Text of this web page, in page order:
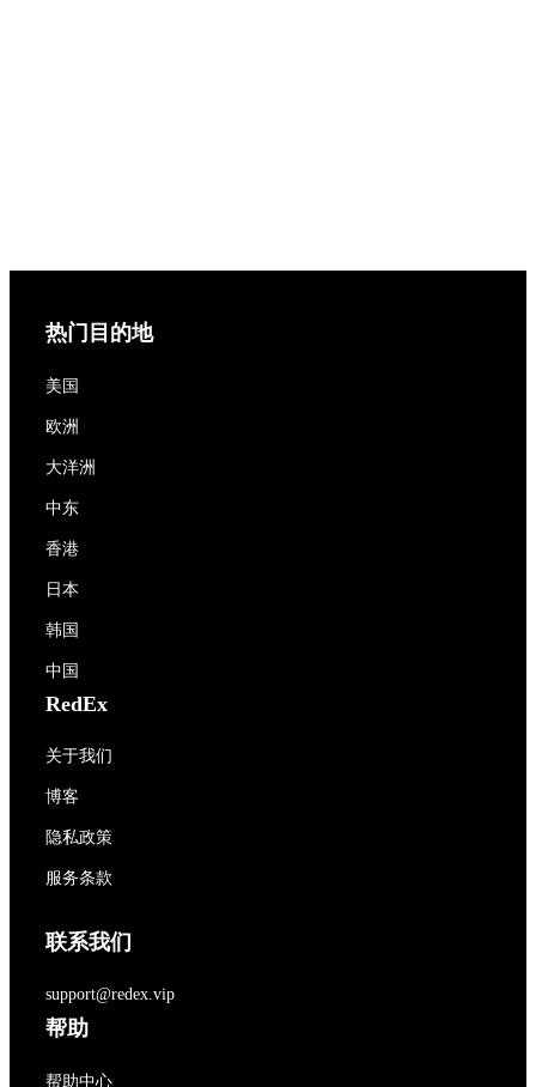
热门目的地
美国
欧洲
大洋洲
中东
香港
日本
韩国
中国
RedEx
关于我们
博客
隐私政策
服务条款
联系我们
support@redex.vip
帮助
帮助中心